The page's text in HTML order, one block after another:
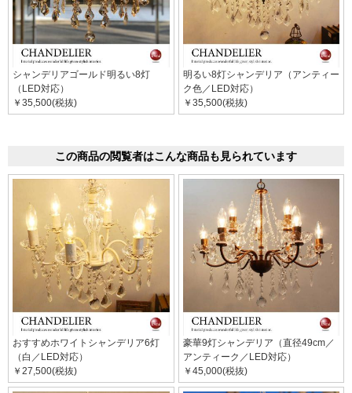
シャンデリアゴールド明るい8灯
（LED対応）
￥35,500(税抜)
明るい8灯シャンデリア（アンティー
ク色／LED対応）
￥35,500(税抜)
この商品の閲覧者はこんな商品も見られています
おすすめホワイトシャンデリア6灯
（白／LED対応）
￥27,500(税抜)
豪華9灯シャンデリア（直径49cm／
アンティーク／LED対応）
￥45,000(税抜)